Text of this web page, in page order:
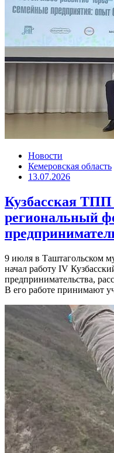
Новости
Кемеровская область
13.07.2026
Кузбасская ТПП
региональный
9 июля в Таштагольском
начал работу IV
предпринимательства,
В его работе принимают